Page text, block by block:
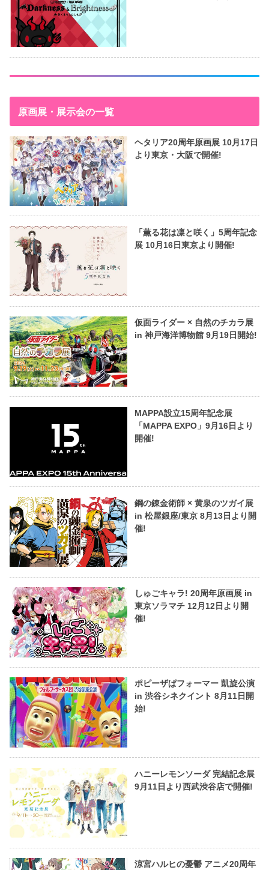
原画展・展示会の一覧
ヘタリア20周年原画展 10月17日
より東京・大阪で開催!
「薫る花は凛と咲く」5周年記念
展 10月16日東京より開催!
仮面ライダー × 自然のチカラ展
in 神戸海洋博物館 9月19日開始!
MAPPA設立15周年記念展
「MAPPA EXPO」9月16日より
開催!
鋼の錬金術師 × 黄泉のツガイ展
in 松屋銀座/東京 8月13日より開
催!
しゅごキャラ! 20周年原画展 in
東京ソラマチ 12月12日より開
催!
ポピーザぱフォーマー 凱旋公演
in 渋谷シネクイント 8月11日開
始!
ハニーレモンソーダ 完結記念展
9月11日より西武渋谷店で開催!
涼宮ハルヒの憂鬱 アニメ20周年